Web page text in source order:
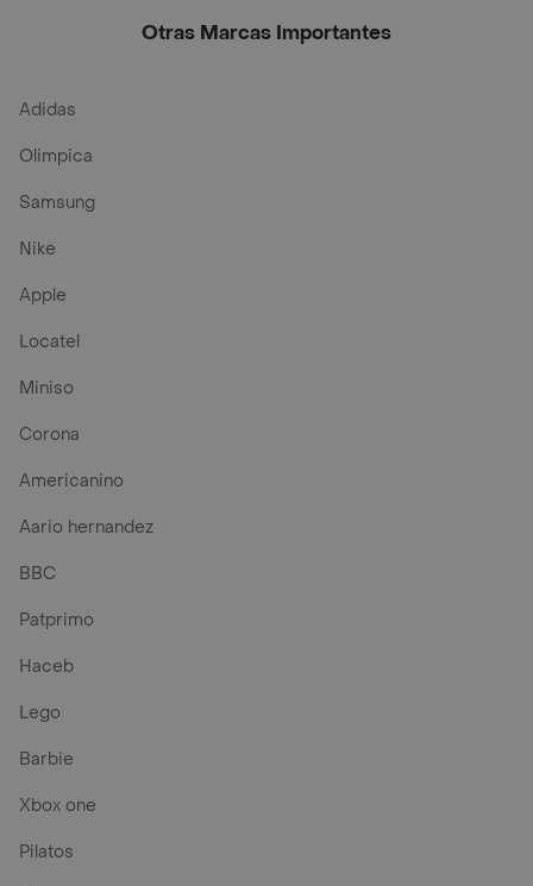
Otras Marcas Importantes
Adidas
Olimpica
Samsung
Nike
Apple
Locatel
Miniso
Corona
Americanino
Aario hernandez
BBC
Patprimo
Haceb
Lego
Barbie
Xbox one
Pilatos